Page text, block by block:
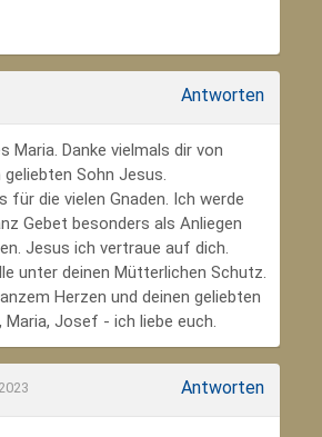
Antworten
Maria. Danke vielmals dir von
Sohn Jesus.
für die vielen Gnaden. Ich werde
Gebet besonders als Anliegen
Jesus ich vertraue auf dich.
unter deinen Mütterlichen Schutz.
Herzen und deinen geliebten
Maria, Josef - ich liebe euch.
Antworten